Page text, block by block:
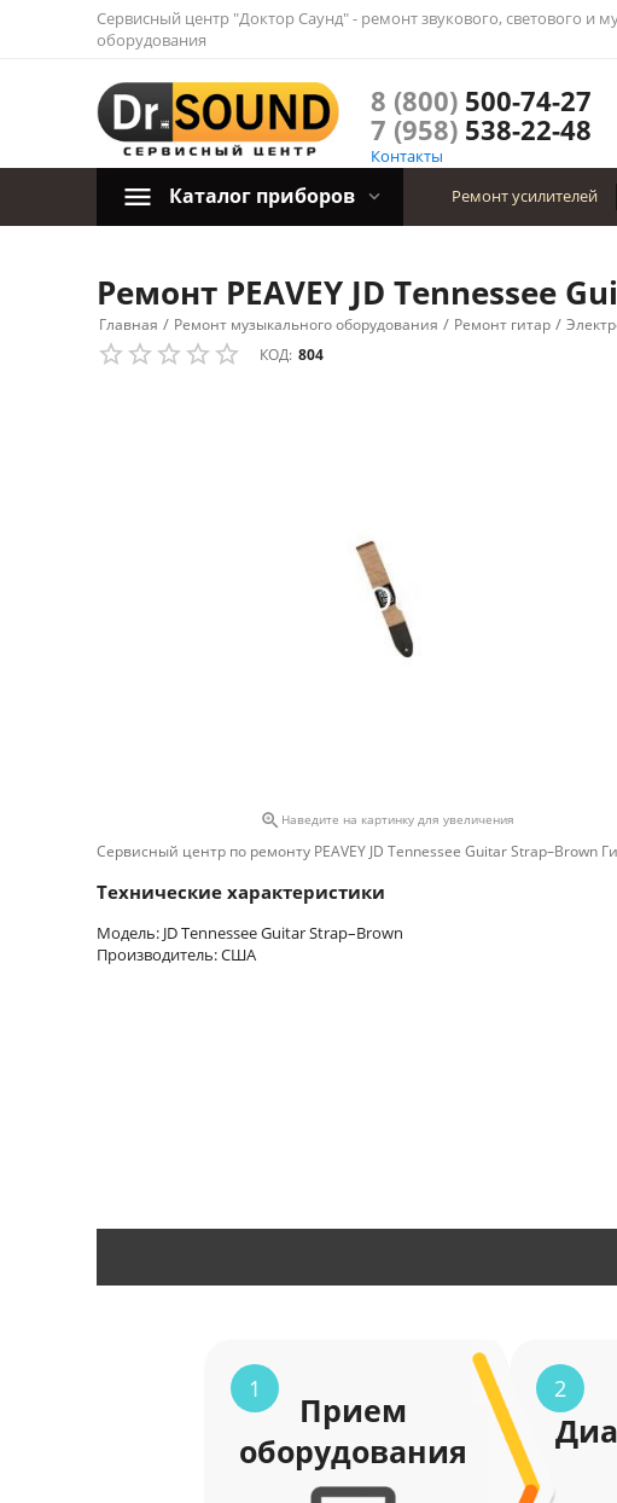
Сервисный центр "Доктор Саунд" - ремонт звукового, светового и
оборудования
8 (800)500-74-27
7 (958)538-22-48
Контакты
Каталог приборов Ремонт усилителей
Ремонт PEAVEY JD Tennessee
Главная / Ремонт музыкального оборудования / Ремонт гитар /
КОД: 804
 Наведите на картинку для увеличения
Сервисный центр по ремонту PEAVEY JD Tennessee Guitar Strap–Brown
Технические характеристики
Модель: JD Tennessee Guitar Strap–Brown
Производитель: США
1
Прием
оборудования
2